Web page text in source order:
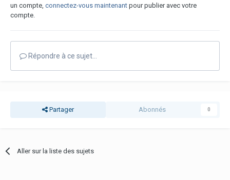
un compte, connectez-vous maintenant pour publier avec votre
compte.
Répondre à ce sujet…
Partager Abonnés 0
Aller sur la liste des sujets